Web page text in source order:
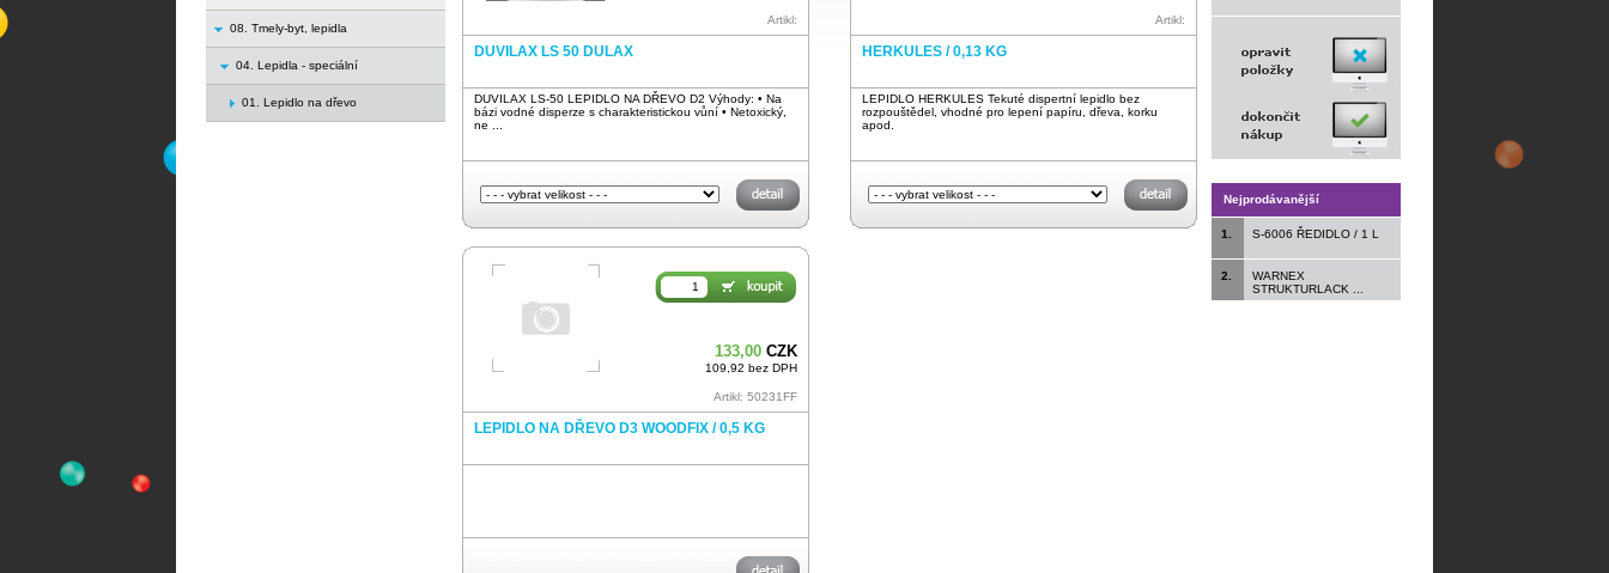
08. Tmely-byt, lepidla
04. Lepidla - speciální
01. Lepidlo na dřevo
DUVILAX LS 50 DULAX
Artikl:
DUVILAX LS-50 LEPIDLO NA DŘEVO D2 Výhody: • Na
bázi vodné disperze s charakteristickou vůní • Netoxický,
ne ...
HERKULES / 0,13 KG
Artikl:
LEPIDLO HERKULES Tekuté dispertní lepidlo bez
rozpouštědel, vhodné pro lepení papíru, dřeva, korku
apod.
LEPIDLO NA DŘEVO D3 WOODFIX / 0,5 KG
133,00 CZK
109,92 bez DPH
Artikl: 50231FF
Nejprodávanější
1. S-6006 ŘEDIDLO / 1 L
2.
WARNEX
STRUKTURLACK ...